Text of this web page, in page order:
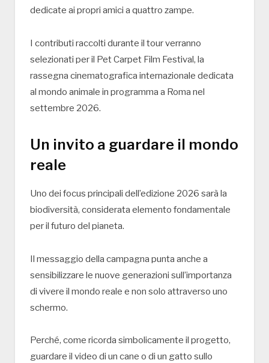
dedicate ai propri amici a quattro zampe.
I contributi raccolti durante il tour verranno
selezionati per il Pet Carpet Film Festival, la
rassegna cinematografica internazionale dedicata
al mondo animale in programma a Roma nel
settembre 2026.
Un invito a guardare il mondo
reale
Uno dei focus principali dell’edizione 2026 sarà la
biodiversità, considerata elemento fondamentale
per il futuro del pianeta.
Il messaggio della campagna punta anche a
sensibilizzare le nuove generazioni sull’importanza
di vivere il mondo reale e non solo attraverso uno
schermo.
Perché, come ricorda simbolicamente il progetto,
guardare il video di un cane o di un gatto sullo